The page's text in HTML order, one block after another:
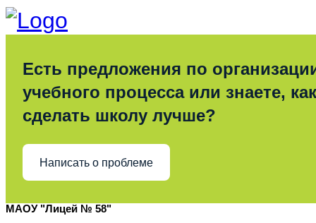
Есть предложения по
учебного процесса или знаете, как
сделать школу лучше?
Написать о проблеме
МАОУ "Лицей № 58"